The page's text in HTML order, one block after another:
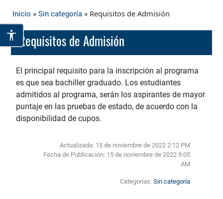
Inicio » Sin categoría » Requisitos de Admisión
Requisitos de Admisión
El principal requisito para la inscripción al programa
es que sea bachiller graduado. Los estudiantes
admitidos al programa, serán los aspirantes de mayor
puntaje en las pruebas de estado, de acuerdo con la
disponibilidad de cupos.
Actualizada: 15 de noviembre de 2022 2:12 PM
Fecha de Publicación: 15 de noviembre de 2022 9:05
AM
Categorías: Sin categoría